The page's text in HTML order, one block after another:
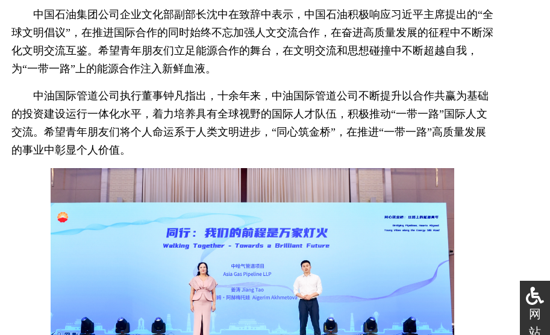
网
站
中国石油集团公司企业文化部副部长沈中在致辞中表示，中国石油积极响应习近平主席提出的“全
球文明倡议”，在推进国际合作的同时始终不忘加强人文交流合作，在奋进高质量发展的征程中不断深
化文明交流互鉴。希望青年朋友们立足能源合作的舞台，在文明交流和思想碰撞中不断超越自我，
为“一带一路”上的能源合作注入新鲜血液。
中油国际管道公司执行董事钟凡指出，十余年来，中油国际管道公司不断提升以合作共赢为基础
的投资建设运行一体化水平，着力培养具有全球视野的国际人才队伍，积极推动“一带一路”国际人文
交流。希望青年朋友们将个人命运系于人类文明进步，“同心筑金桥”，在推进“一带一路”高质量发展
的事业中彰显个人价值。